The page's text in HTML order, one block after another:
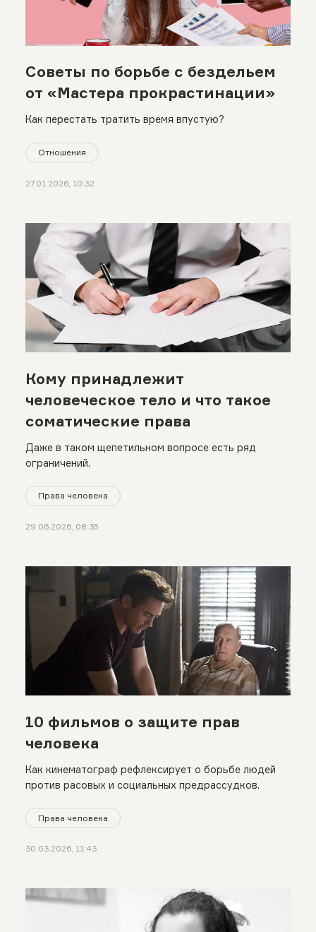
Советы по борьбе с бездельем
от «Мастера прокрастинации»
Как перестать тратить время впустую?
Отношения
27.01.2026, 10:32
Кому принадлежит
человеческое тело и что такое
соматические права
Даже в таком щепетильном вопросе есть ряд
ограничений.
Права человека
29.06.2026, 08:35
10 фильмов о защите прав
человека
Как кинематограф рефлексирует о борьбе людей
против расовых и социальных предрассудков.
Права человека
30.03.2026, 11:43